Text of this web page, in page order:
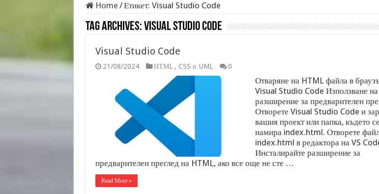
Home /Етикет: Visual Studio Code
Tag Archives:Visual Studio Code
Visual Studio Code
21/08/2024 НТМL , CSS и UML 0
Отваряне на HTML файла в
Visual Studio Code Използване на
разширение за предварителен
Отворете Visual Studio Code и
вашия проект или папка, където се
намира index.html. Отворете
index.html в редактора на VS
Инсталирайте разширение за
предварителен преглед на HTML, ако все още не сте …
Read More »